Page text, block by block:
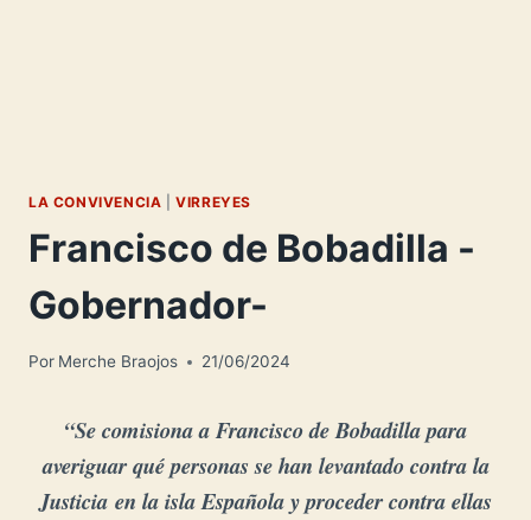
LA CONVIVENCIA |VIRREYES
Francisco de Bobadilla -
Gobernador-
Por Merche Braojos 21/06/2024
“Se comisiona a Francisco de Bobadilla para
averiguar qué personas se han levantado contra la
Justicia en la isla Española y proceder contra ellas